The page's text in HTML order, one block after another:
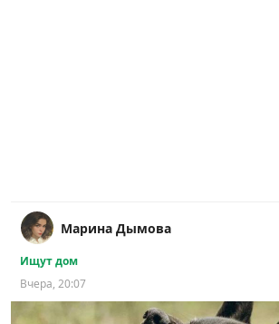
Марина Дымова
Ищут дом
Вчера, 20:07